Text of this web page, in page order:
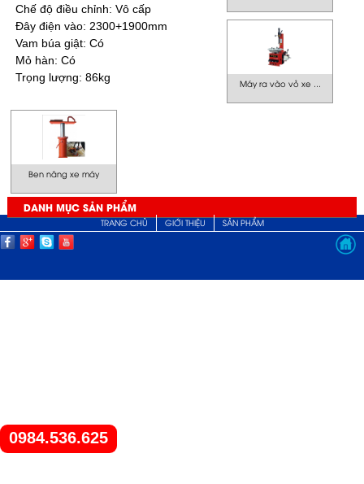
0984.536.625
Chế độ điều chỉnh: Vô cấp
Đây điện vào: 2300+1900mm
Vam búa giật: Có
Mỏ hàn: Có
Trọng lượng: 86kg
Máy ra vào vỏ xe ...
Ben nâng xe máy
DANH MỤC SẢN PHẨM
TRANG CHỦ GIỚI THIỆU SẢN PHẨM